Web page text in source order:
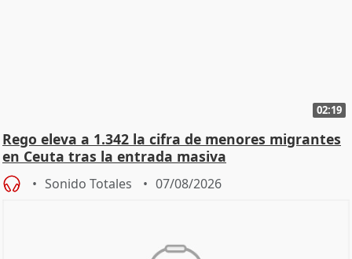
02:19
Rego eleva a 1.342 la cifra de menores migrantes
en Ceuta tras la entrada masiva
Sonido Totales 07/08/2026